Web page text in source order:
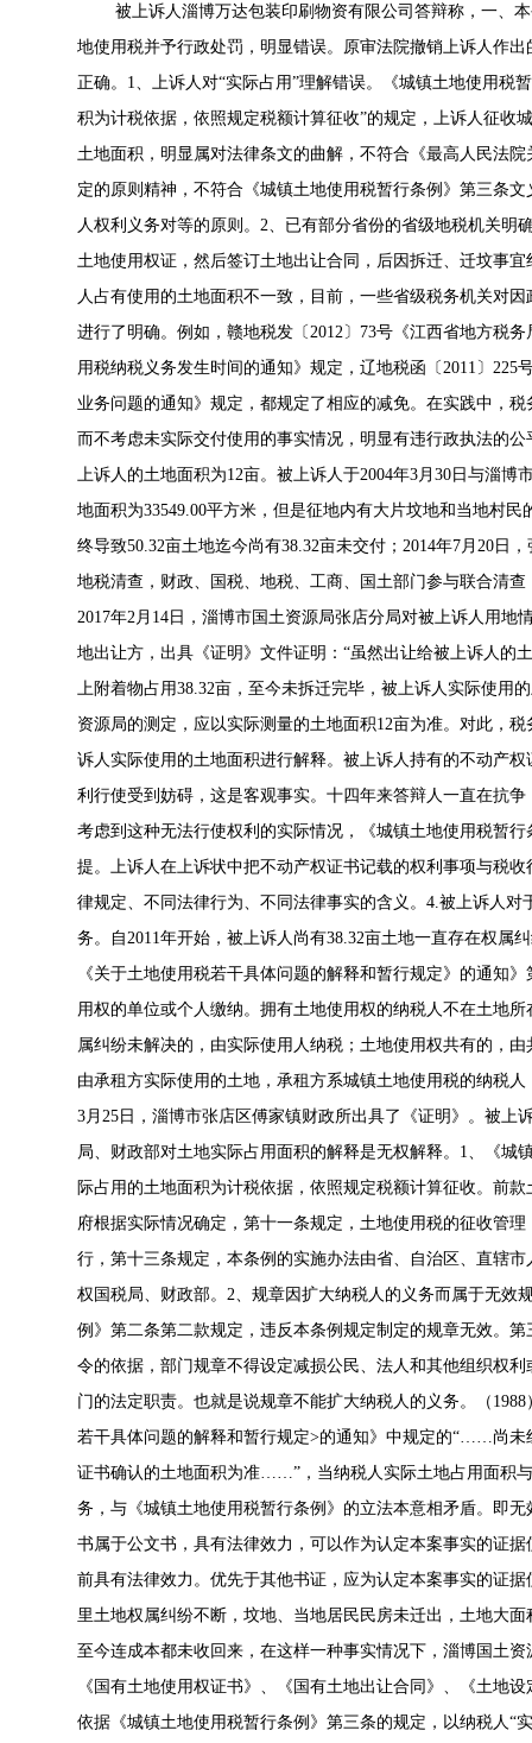
被上诉人淄博万达包装印刷物资有限公司答辩称，一、
地使用税并予行政处罚，明显错误。原审法院撤销上诉人作
正确。1、上诉人对“实际占用”理解错误。《城镇土地使用税
积为计税依据，依照规定税额计算征收”的规定，上诉人征收
土地面积，明显属对法律条文的曲解，不符合《最高人民法
定的原则精神，不符合《城镇土地使用税暂行条例》第三条
人权利义务对等的原则。2、已有部分省份的省级地税机关
土地使用权证，然后签订土地出让合同，后因拆迁、迁坟事
人占有使用的土地面积不一致，目前，一些省级税务机关对
进行了明确。例如，赣地税发〔2012〕73号《江西省地方税
用税纳税义务发生时间的通知》规定，辽地税函〔2011〕
业务问题的通知》规定，都规定了相应的减免。在实践中，
而不考虑未实际交付使用的事实情况，明显有违行政执法的
上诉人的土地面积为12亩。被上诉人于2004年3月30日与淄
地面积为33549.00平方米，但是征地内有大片坟地和当地村
终导致50.32亩土地迄今尚有38.32亩未交付；2014年7月20日
地税清查，财政、国税、地税、工商、国土部门参与联合清
2017年2月14日，淄博市国土资源局张店分局对被上诉人用地
地出让方，出具《证明》文件证明：“虽然出让给被上诉人的
上附着物占用38.32亩，至今未拆迁完毕，被上诉人实际使用
资源局的测定，应以实际测量的土地面积12亩为准。对此，
诉人实际使用的土地面积进行解释。被上诉人持有的不动产
利行使受到妨碍，这是客观事实。十四年来答辩人一直在抗
考虑到这种无法行使权利的实际情况，《城镇土地使用税暂
提。上诉人在上诉状中把不动产权证书记载的权利事项与税
律规定、不同法律行为、不同法律事实的含义。4.被上诉人
务。自2011年开始，被上诉人尚有38.32亩土地一直存在权属
《关于土地使用税若干具体问题的解释和暂行规定》的通知
用权的单位或个人缴纳。拥有土地使用权的纳税人不在土地
属纠纷未解决的，由实际使用人纳税；土地使用权共有的，
由承租方实际使用的土地，承租方系城镇土地使用税的纳税
3月25日，淄博市张店区傅家镇财政所出具了《证明》。被
局、财政部对土地实际占用面积的解释是无权解释。1、《
际占用的土地面积为计税依据，依照规定税额计算征收。前
府根据实际情况确定，第十一条规定，土地使用税的征收管
行，第十三条规定，本条例的实施办法由省、自治区、直辖
权国税局、财政部。2、规章因扩大纳税人的义务而属于无效
例》第二条第二款规定，违反本条例规定制定的规章无效。
令的依据，部门规章不得设定减损公民、法人和其他组织权
门的法定职责。也就是说规章不能扩大纳税人的义务。（
若干具体问题的解释和暂行规定>的通知》中规定的“……尚
证书确认的土地面积为准……”，当纳税人实际土地占用面积
务，与《城镇土地使用税暂行条例》的立法本意相矛盾。即
书属于公文书，具有法律效力，可以作为认定本案事实的证
前具有法律效力。优先于其他书证，应为认定本案事实的证
里土地权属纠纷不断，坟地、当地居民民房未迁出，土地大
至今连成本都未收回来，在这样一种事实情况下，淄博国土
《国有土地使用权证书》、《国有土地出让合同》、《土地
依据《城镇土地使用税暂行条例》第三条的规定，以纳税人“